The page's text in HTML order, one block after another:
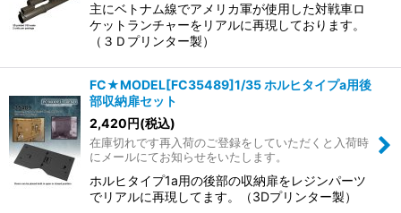
主にベトナム線でアメリカ軍が使用した対戦車ロ
ケットランチャーをリアルに再現しております。
（３Ｄプリンター製）
FC★MODEL[FC35489]1/35 ホルヒタイプa用後
部収納扉セット
2,420円(税込)
在庫切れです再入荷のご登録をしていただくと入荷時
にメールにてお知らせをいたします。
ホルヒタイプ1a用の後部の収納扉をレジンパーツ
でリアルに再現してます。（3Dプリンター製）